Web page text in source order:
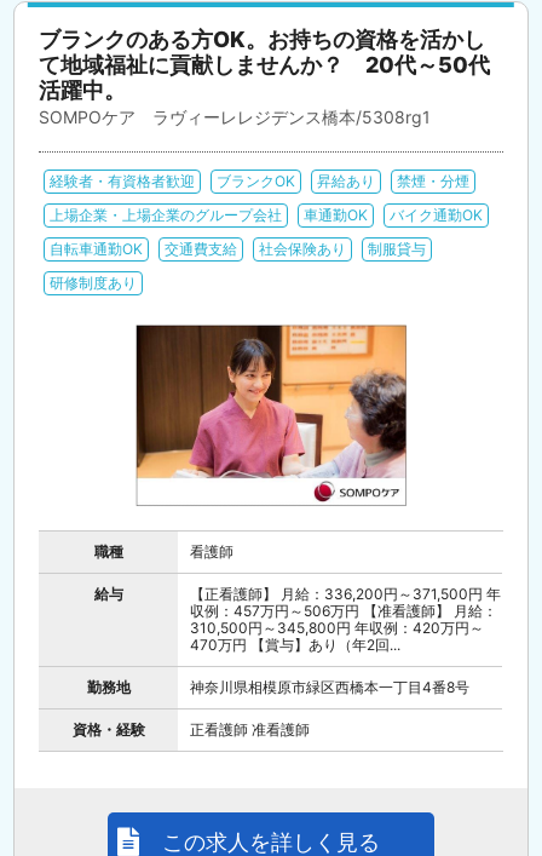
ブランクのある方OK。お持ちの資格を活かし
て地域福祉に貢献しませんか？ 20代～50代
活躍中。
SOMPOケア ラヴィーレレジデンス橋本/5308rg1
経験者・有資格者歓迎 ブランクOK 昇給あり
禁煙・分煙
上場企業・上場企業のグループ会社
車通勤OK
バイク通勤OK
自転車通勤OK
交通費支給 社会保険あり
制服貸与
研修制度あり
職種 看護師
給与
【正看護師】 月給：336,200円～371,500円 年
収例：457万円～506万円 【准看護師】 月給：
310,500円～345,800円 年収例：420万円～
470万円 【賞与】あり（年2回...
勤務地 神奈川県相模原市緑区西橋本一丁目4番8号
資格・経験 正看護師 准看護師
この求人を詳しく見る